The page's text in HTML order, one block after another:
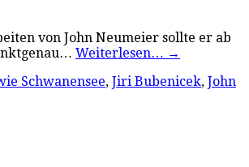
von John Neumeier sollte er ab
Weiterlesen… →
Schwanensee, Jiri Bubenicek, John